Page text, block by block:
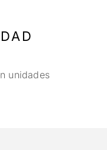
unidades